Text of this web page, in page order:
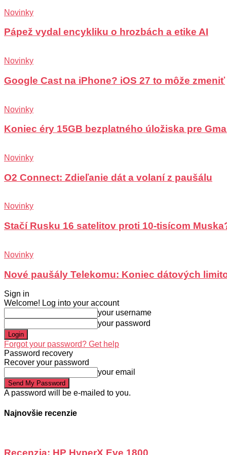
Novinky
Pápež vydal encykliku o hrozbách a etike AI
Novinky
Google Cast na iPhone? iOS 27 to môže zmeniť
Novinky
Koniec éry 15GB bezplatného úložiska pre
Novinky
O2 Connect: Zdieľanie dát a volaní z paušálu
Novinky
Stačí Rusku 16 satelitov proti 10-tisícom
Novinky
Nové paušály Telekomu: Koniec dátových
Sign in
Welcome! Log into your account
your username
your password
Forgot your password? Get help
Password recovery
Recover your password
your email
A password will be e-mailed to you.
Najnovšie recenzie
Recenzia: HP HyperX Eve 1800